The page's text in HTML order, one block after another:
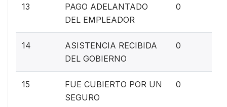
13
PAGO ADELANTADO
DEL EMPLEADOR
0
14
ASISTENCIA RECIBIDA
DEL GOBIERNO
0
15
FUE CUBIERTO POR UN
SEGURO
0